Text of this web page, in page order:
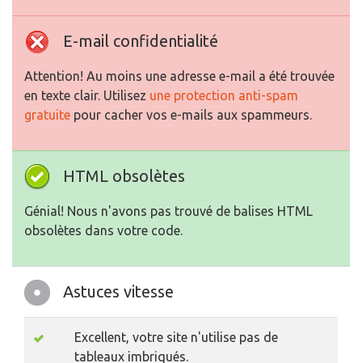
E-mail confidentialité
Attention! Au moins une adresse e-mail a été trouvée
en texte clair. Utilisez une protection anti-spam
gratuite pour cacher vos e-mails aux spammeurs.
HTML obsolètes
Génial! Nous n'avons pas trouvé de balises HTML
obsolètes dans votre code.
Astuces vitesse
Excellent, votre site n'utilise pas de
tableaux imbriqués.